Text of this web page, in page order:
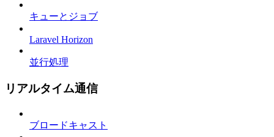
キューとジョブ
Laravel Horizon
並行処理
リアルタイム通信
ブロードキャスト